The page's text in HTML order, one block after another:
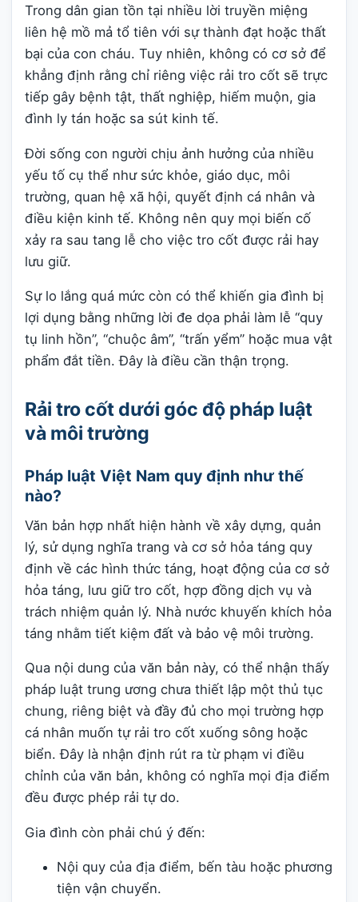
Trong dân gian tồn tại nhiều lời truyền miệng
liên hệ mồ mả tổ tiên với sự thành đạt hoặc thất
bại của con cháu. Tuy nhiên, không có cơ sở để
khẳng định rằng chỉ riêng việc rải tro cốt sẽ trực
tiếp gây bệnh tật, thất nghiệp, hiếm muộn, gia
đình ly tán hoặc sa sút kinh tế.
Đời sống con người chịu ảnh hưởng của nhiều
yếu tố cụ thể như sức khỏe, giáo dục, môi
trường, quan hệ xã hội, quyết định cá nhân và
điều kiện kinh tế. Không nên quy mọi biến cố
xảy ra sau tang lễ cho việc tro cốt được rải hay
lưu giữ.
Sự lo lắng quá mức còn có thể khiến gia đình bị
lợi dụng bằng những lời đe dọa phải làm lễ “quy
tụ linh hồn”, “chuộc âm”, “trấn yểm” hoặc mua vật
phẩm đắt tiền. Đây là điều cần thận trọng.
Rải tro cốt dưới góc độ pháp luật
và môi trường
Pháp luật Việt Nam quy định như thế
nào?
Văn bản hợp nhất hiện hành về xây dựng, quản
lý, sử dụng nghĩa trang và cơ sở hỏa táng quy
định về các hình thức táng, hoạt động của cơ sở
hỏa táng, lưu giữ tro cốt, hợp đồng dịch vụ và
trách nhiệm quản lý. Nhà nước khuyến khích hỏa
táng nhằm tiết kiệm đất và bảo vệ môi trường.
Qua nội dung của văn bản này, có thể nhận thấy
pháp luật trung ương chưa thiết lập một thủ tục
chung, riêng biệt và đầy đủ cho mọi trường hợp
cá nhân muốn tự rải tro cốt xuống sông hoặc
biển. Đây là nhận định rút ra từ phạm vi điều
chỉnh của văn bản, không có nghĩa mọi địa điểm
đều được phép rải tự do.
Gia đình còn phải chú ý đến:
Nội quy của địa điểm, bến tàu hoặc phương
tiện vận chuyển.